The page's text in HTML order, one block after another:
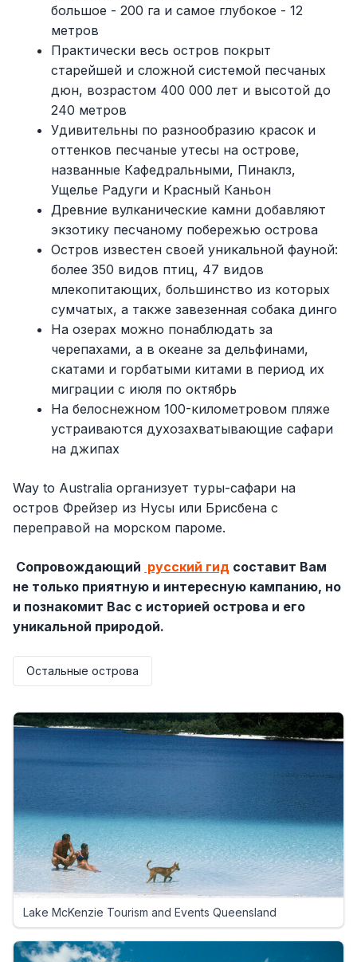
большое - 200 га и самое глубокое - 12
метров
Практически весь остров покрыт
старейшей и сложной системой песчаных
дюн, возрастом 400 000 лет и высотой до
240 метров
Удивительны по разнообразию красок и
оттенков песчаные утесы на острове,
названные Кафедральными, Пинаклз,
Ущелье Радуги и Красный Каньон
Древние вулканические камни добавляют
экзотику песчаному побережью острова
Остров известен своей уникальной фауной:
более 350 видов птиц, 47 видов
млекопитающих, большинство из которых
сумчатых, а также завезенная собака динго
На озерах можно понаблюдать за
черепахами, а в океане за дельфинами,
скатами и горбатыми китами в период их
миграции с июля по октябрь
На белоснежном 100-километровом пляже
устраиваются духозахватывающие сафари
на джипах
Way to Australia организует туры-сафари на
остров Фрейзер из Нусы или Брисбена с
переправой на морском пароме.
Сопровождающий русский гид составит Вам
не только приятную и интересную кампанию, но
и познакомит Вас с историей острова и его
уникальной природой.
Остальные острова
Lake McKenzie Tourism and Events Queensland